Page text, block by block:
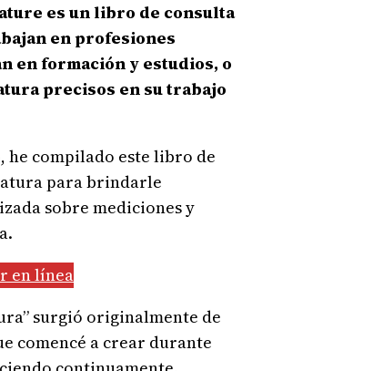
es un libro de consulta
en profesiones
en formación y estudios, o
precisos en su trabajo
he compilado este libro de
para brindarle
sobre mediciones y
en línea
surgió originalmente de
comencé a crear durante